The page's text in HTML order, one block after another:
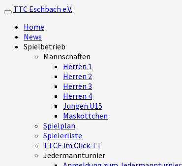
Toggle navigation
TTC Eschbach e.V.
Home
News
Spielbetrieb
Mannschaften
Herren 1
Herren 2
Herren 3
Herren 4
Jungen U15
Maskottchen
Spielplan
Spielerliste
TTCE im Click-TT
Jedermannturnier